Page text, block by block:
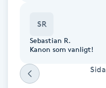
Extensions borttagning
Eyeliner-tatuering
SR
Sebastian R.
Kanon som vanligt!
Sida